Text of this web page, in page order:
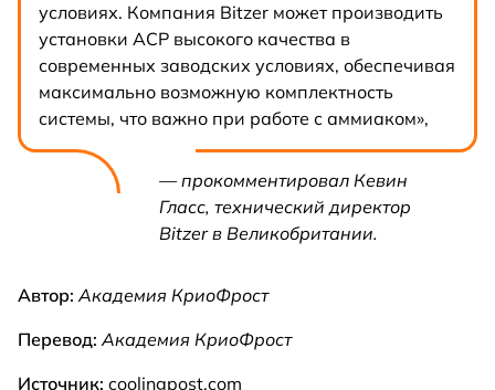
условиях. Компания Bitzer может производить
установки ACP высокого качества в
современных заводских условиях, обеспечивая
максимально возможную комплектность
системы, что важно при работе с аммиаком»,
— прокомментировал Кевин
Гласс, технический директор
Bitzer в Великобритании.
Автор: Академия КриоФрост
Перевод: Академия КриоФрост
Источник: coolingpost.com